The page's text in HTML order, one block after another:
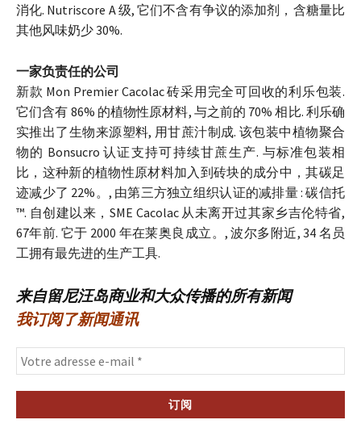
消化. Nutriscore A 级, 它们不含有争议的添加剂，含糖量比
其他风味奶少 30%.
一家负责任的公司
新款 Mon Premier Cacolac 砖采用完全可回收的利乐包装.
它们含有 86% 的植物性原材料, 与之前的 70% 相比. 利乐确
实推出了生物来源塑料, 用甘蔗汁制成. 该包装中植物聚合
物的 Bonsucro 认证支持可持续甘蔗生产. 与标准包装相
比，这种新的植物性原材料加入到砖块的成分中，其碳足
迹减少了 22%。, 由第三方独立组织认证的减排量 : 碳信托
™. 自创建以来，SME Cacolac 从未离开过其家乡吉伦特省,
67年前. 它于 2000 年在莱奥良成立。, 波尔多附近, 34 名员
工拥有最先进的生产工具.
来自留尼汪岛商业和大众传播的所有新闻
我订阅了新闻通讯